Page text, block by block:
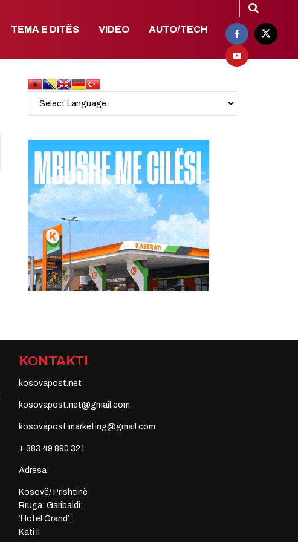
TEMA E DITËS VIDEO AUTO/TECH
KONTAKTI
kosovapost.net
kosovapost.net@gmail.com
kosovapost.marketing@gmail.com
+ 383 49 890 321
Adresa:
Kosovë/ Prishtinë
Rruga: Garibaldi;
‘Hotel Grand’;
Kati II